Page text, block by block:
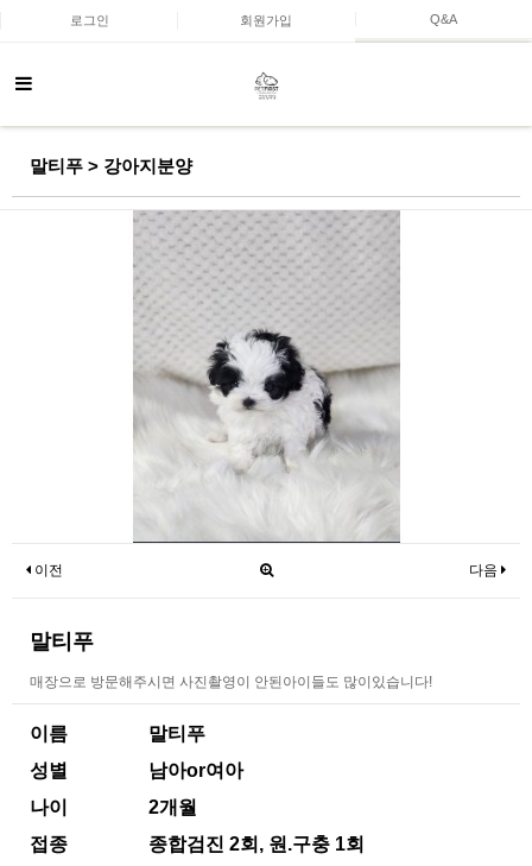
로그인 회원가입 Q&A
말티푸 > 강아지분양
이전 다음
말티푸
매장으로 방문해주시면 사진촬영이 안된아이들도 많이있습니다!
이름
말티푸
성별
남아or여아
나이
2개월
접종
종합검진 2회, 원.구충 1회